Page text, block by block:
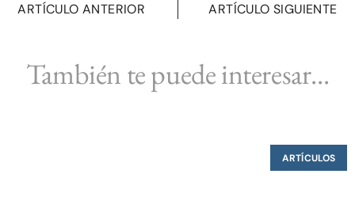
ARTÍCULO ANTERIOR ARTÍCULO SIGUIENTE
También te puede interesar...
ARTÍCULOS